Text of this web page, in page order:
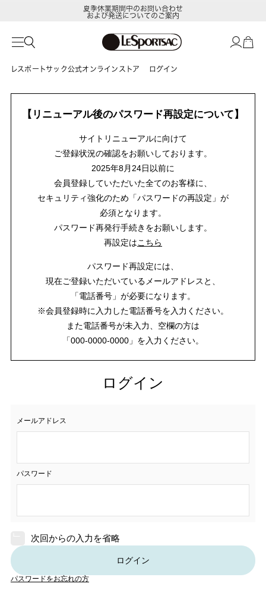
夏季休業期間中のお問い合わせ
および発送についてのご案内
レスポートサック公式オンラインストア ログイン
【リニューアル後のパスワード再設定について】
サイトリニューアルに向けて
ご登録状況の確認をお願いしております。
2025年8月24日以前に
会員登録していただいた全てのお客様に、
セキュリティ強化のため「パスワードの再設定」が
必須となります。
パスワード再発行手続きをお願いします。
再設定はこちら
パスワード再設定には、
現在ご登録いただいているメールアドレスと、
「電話番号」が必要になります。
※会員登録時に入力した電話番号を入力ください。
また電話番号が未入力、空欄の方は
「000-0000-0000」を入力ください。
ログイン
メールアドレス
パスワード
次回からの入力を省略
ログイン
パスワードをお忘れの方